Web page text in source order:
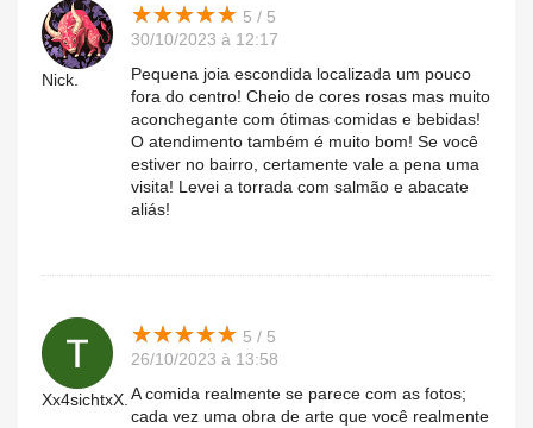
Nick.
★★★★★
★★★★★ 5 / 5
30/10/2023 à 12:17
Pequena joia escondida localizada um pouco
fora do centro! Cheio de cores rosas mas muito
aconchegante com ótimas comidas e bebidas!
O atendimento também é muito bom! Se você
estiver no bairro, certamente vale a pena uma
visita! Levei a torrada com salmão e abacate
aliás!
Xx4sichtxX.
★★★★★
★★★★★ 5 / 5
26/10/2023 à 13:58
A comida realmente se parece com as fotos;
cada vez uma obra de arte que você realmente